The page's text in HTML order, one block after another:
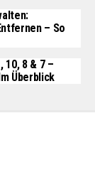
– So
10, 8 & 7 –
Überblick